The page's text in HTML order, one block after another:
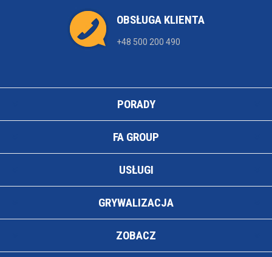
OBSŁUGA KLIENTA
+48 500 200 490
PORADY
FA GROUP
USŁUGI
GRYWALIZACJA
ZOBACZ